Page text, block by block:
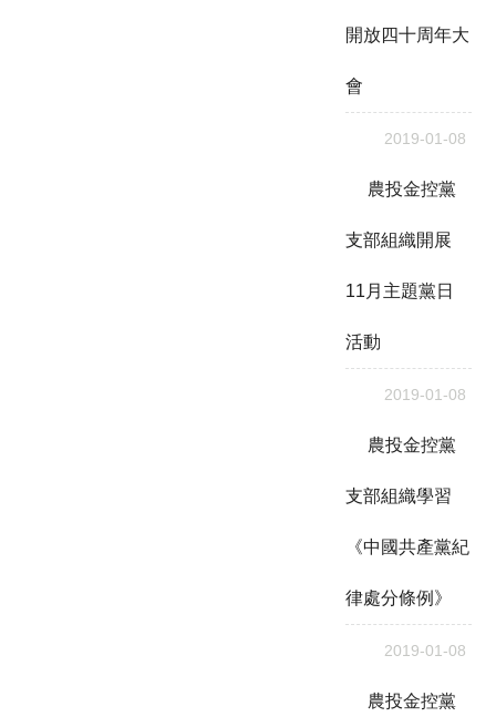
開放四十周年大
會
2019-01-08
農投金控黨
支部組織開展
11月主題黨日
活動
2019-01-08
農投金控黨
支部組織學習
《中國共產黨紀
律處分條例》
2019-01-08
農投金控黨